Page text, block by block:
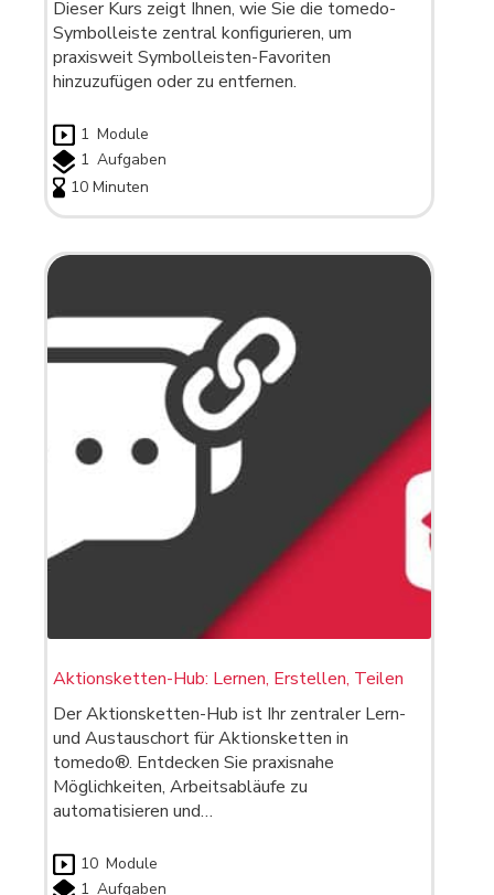
Dieser Kurs zeigt Ihnen, wie Sie die tomedo-
Symbolleiste zentral konfigurieren, um
praxisweit Symbolleisten-Favoriten
hinzuzufügen oder zu entfernen.
1 Module
1 Aufgaben
10 Minuten
Aktionsketten-Hub: Lernen, Erstellen, Teilen
Der Aktionsketten-Hub ist Ihr zentraler Lern-
und Austauschort für Aktionsketten in
tomedo®. Entdecken Sie praxisnahe
Möglichkeiten, Arbeitsabläufe zu
automatisieren und…
10 Module
1 Aufgaben